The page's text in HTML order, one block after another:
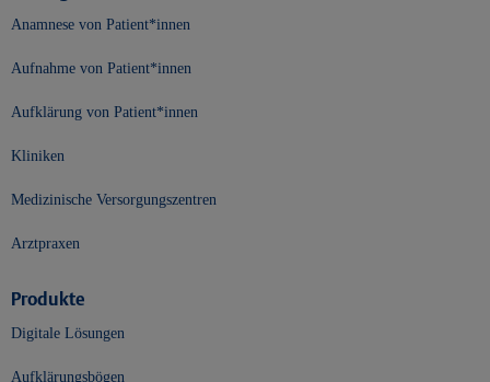
Anamnese von Patient*innen
Aufnahme von Patient*innen
Aufklärung von Patient*innen
Kliniken
Medizinische Versorgungszentren
Arztpraxen
Produkte
Digitale Lösungen
Aufklärungsbögen